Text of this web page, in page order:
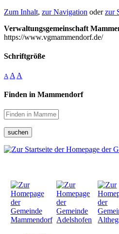
Zum Inhalt, zur Navigation oderzur
Verwaltungsgemeinschaft
https://www.vgmammendorf.de/
Schriftgröße
A A A
Finden in Mammendorf
suchen